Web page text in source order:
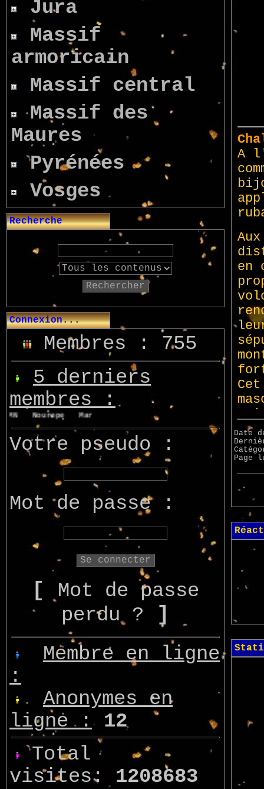
Jura
Massif
armoricain
Massif central
Massif des
Maures
Pyrénées
Vosges
Recherche
Rechercher
Connexion...
Membres : 755
5 derniers
membres :
Nourepe Marcsupilami Azo
Votre pseudo :
Mot de passe :
[ Mot de passe
perdu ? ]
Membre en ligne
:
Anonymes en
ligne :
12
Total
visites:
1208683
Date
Page